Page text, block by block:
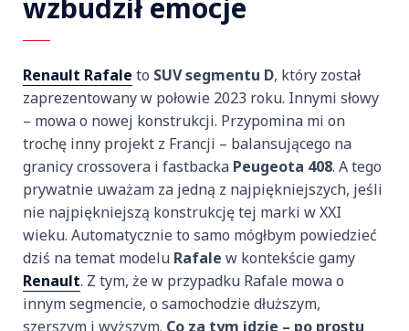
wzbudził emocje
Renault Rafale to SUV segmentu D, który został
zaprezentowany w połowie 2023 roku. Innymi słowy
– mowa o nowej konstrukcji. Przypomina mi on
trochę inny projekt z Francji – balansującego na
granicy crossovera i fastbacka Peugeota 408. A tego
prywatnie uważam za jedną z najpiękniejszych, jeśli
nie najpiękniejszą konstrukcję tej marki w XXI
wieku. Automatycznie to samo mógłbym powiedzieć
dziś na temat modelu Rafale w kontekście gamy
Renault. Z tym, że w przypadku Rafale mowa o
innym segmencie, o samochodzie dłuższym,
szerszym i wyższym. Co za tym idzie – po prostu